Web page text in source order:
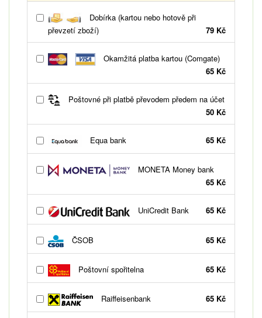
Dobírka (kartou nebo hotově při
převzetí zboží)
79 Kč
Okamžitá platba kartou (Comgate)
65 Kč
Poštovné při platbě převodem předem na účet
50 Kč
Equa bank 65 Kč
MONETA Money bank
65 Kč
UniCredit Bank 65 Kč
ČSOB 65 Kč
Poštovní spořitelna 65 Kč
Raiffeisenbank 65 Kč